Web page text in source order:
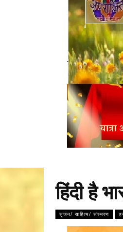
हिंदी है
सृजन/ साहित्य/ संस्मरण